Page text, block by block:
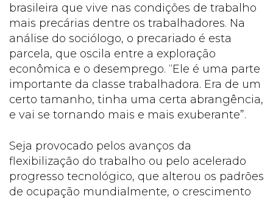
brasileira que vive nas condições de trabalho
mais precárias dentre os trabalhadores. Na
análise do sociólogo, o precariado é esta
parcela, que oscila entre a exploração
econômica e o desemprego. “Ele é uma parte
importante da classe trabalhadora. Era de um
certo tamanho, tinha uma certa abrangência,
e vai se tornando mais e mais exuberante”.
Seja provocado pelos avanços da
flexibilização do trabalho ou pelo acelerado
progresso tecnológico, que alterou os padrões
de ocupação mundialmente, o crescimento